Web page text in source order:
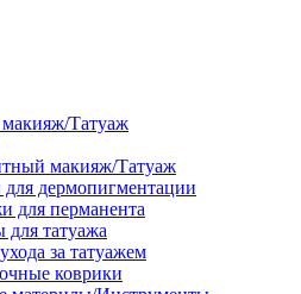
Татуаж
макияж/Татуаж
дермопигментации
для перманента
татуажа
за татуажем
коврики